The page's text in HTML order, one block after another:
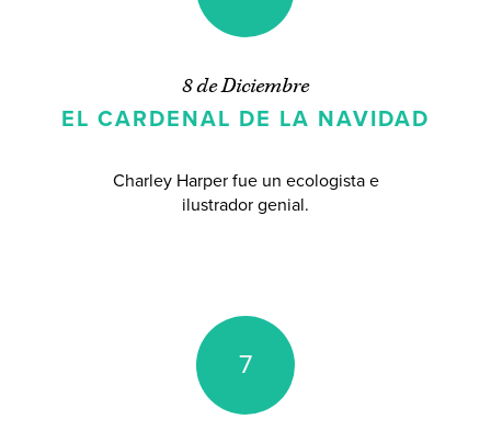
8 de Diciembre
EL CARDENAL DE LA NAVIDAD
Charley Harper fue un ecologista e
ilustrador genial.
7